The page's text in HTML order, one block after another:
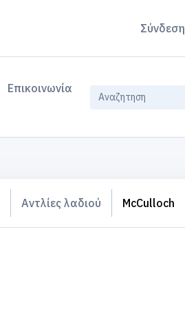
Σύνδεση
Επικοινωνία
Αντλίες λαδιού McCulloch